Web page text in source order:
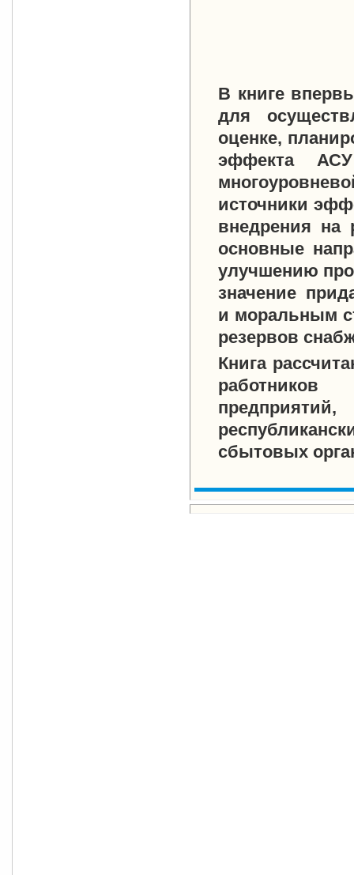
В книге
для
оценке,
эффекта
источники
внедрения на
основные
улучшению
значение
и моральным
резервов
Книга
работников
сбытовых